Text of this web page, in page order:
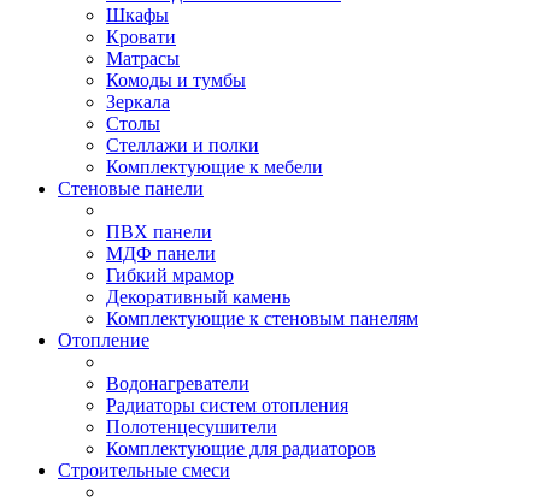
Шкафы
Кровати
Матрасы
Комоды и тумбы
Зеркала
Столы
Стеллажи и полки
Комплектующие к мебели
Стеновые панели
ПВХ панели
МДФ панели
Гибкий мрамор
Декоративный камень
Комплектующие к стеновым панелям
Отопление
Водонагреватели
Радиаторы систем отопления
Полотенцесушители
Комплектующие для радиаторов
Строительные смеси